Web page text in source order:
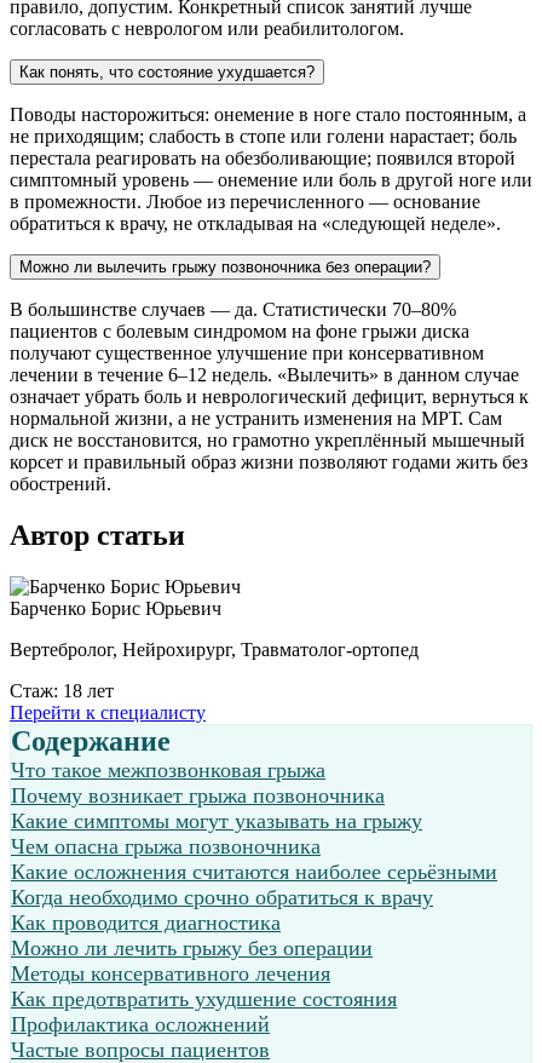
правило, допустим. Конкретный список занятий лучше
согласовать с неврологом или реабилитологом.
Как понять, что состояние ухудшается?
Поводы насторожиться: онемение в ноге стало постоянным, а
не приходящим; слабость в стопе или голени нарастает; боль
перестала реагировать на обезболивающие; появился второй
симптомный уровень — онемение или боль в другой ноге или
в промежности. Любое из перечисленного — основание
обратиться к врачу, не откладывая на «следующей неделе».
Можно ли вылечить грыжу позвоночника без операции?
В большинстве случаев — да. Статистически 70–80%
пациентов с болевым синдромом на фоне грыжи диска
получают существенное улучшение при консервативном
лечении в течение 6–12 недель. «Вылечить» в данном случае
означает убрать боль и неврологический дефицит, вернуться к
нормальной жизни, а не устранить изменения на МРТ. Сам
диск не восстановится, но грамотно укреплённый мышечный
корсет и правильный образ жизни позволяют годами жить без
обострений.
Автор статьи
Барченко Борис Юрьевич
Вертебролог, Нейрохирург, Травматолог-ортопед
Стаж: 18 лет
Перейти к специалисту
Содержание
Что такое межпозвонковая грыжа
Почему возникает грыжа позвоночника
Какие симптомы могут указывать на грыжу
Чем опасна грыжа позвоночника
Какие осложнения считаются наиболее серьёзными
Когда необходимо срочно обратиться к врачу
Как проводится диагностика
Можно ли лечить грыжу без операции
Методы консервативного лечения
Как предотвратить ухудшение состояния
Профилактика осложнений
Частые вопросы пациентов